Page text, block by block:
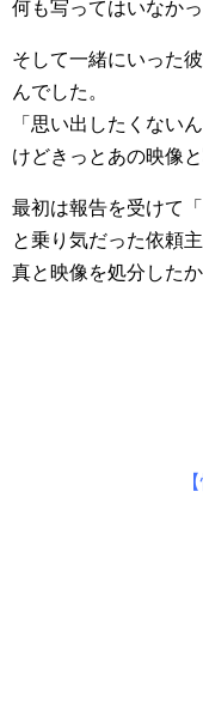
何も写ってはいなかっ
そして一緒にいった
んでした。
「思い出したくない
けどきっとあの映像
最初は報告を受けて
と乗り気だった依頼
真と映像を処分した